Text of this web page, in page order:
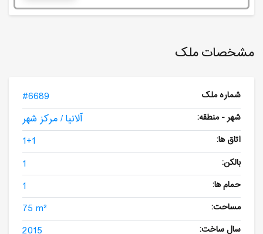
مشخصات ملک
شماره ملک #6689
شهر - منطقه: آلانیا / مرکز شهر
اتاق ها: 1+1
بالکن: 1
حمام ها: 1
مساحت: 75 m²
سال ساخت: